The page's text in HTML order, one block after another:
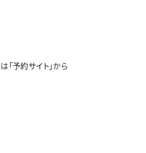
「予約サイト」から